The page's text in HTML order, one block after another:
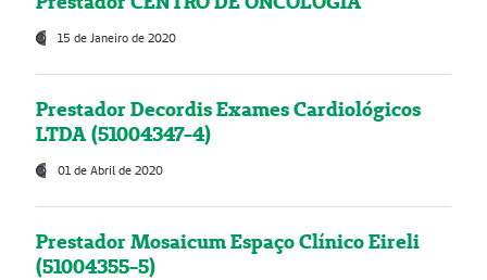
15 de Janeiro de 2020
Prestador Decordis Exames Cardiológicos
LTDA (51004347-4)
01 de Abril de 2020
Prestador Mosaicum Espaço Clínico Eireli
(51004355-5)